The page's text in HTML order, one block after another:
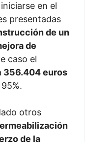
en el
presentadas
de un
de
caso el
356.404 euros
otros
de la